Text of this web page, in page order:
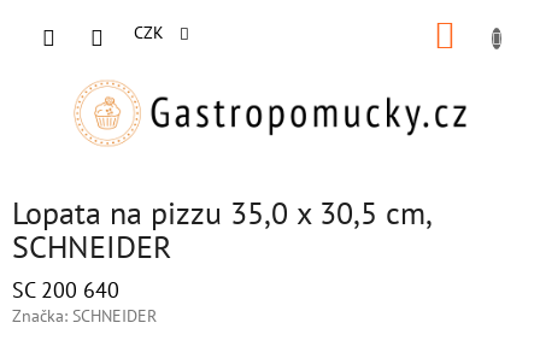
CZK
Lopata na pizzu 35,0 x 30,5 cm,
SCHNEIDER
SC 200 640
Značka: SCHNEIDER